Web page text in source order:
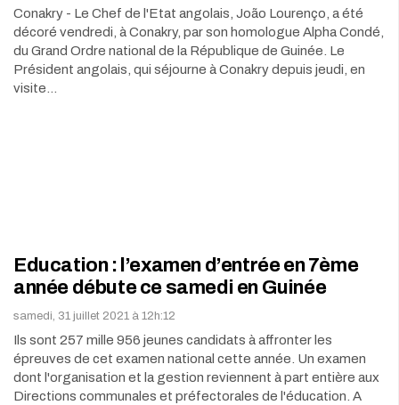
Conakry - Le Chef de l'Etat angolais, João Lourenço, a été
décoré vendredi, à Conakry, par son homologue Alpha Condé,
du Grand Ordre national de la République de Guinée. Le
Président angolais, qui séjourne à Conakry depuis jeudi, en
visite…
Education : l’examen d’entrée en 7ème
année débute ce samedi en Guinée
samedi, 31 juillet 2021 à 12h:12
Ils sont 257 mille 956 jeunes candidats à affronter les
épreuves de cet examen national cette année. Un examen
dont l'organisation et la gestion reviennent à part entière aux
Directions communales et préfectorales de l'éducation. A